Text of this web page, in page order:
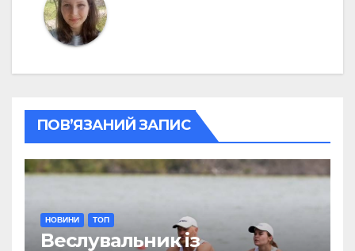
ПОВ’ЯЗАНИЙ ЗАПИС
НОВИНИ ТОП
Веслувальник із